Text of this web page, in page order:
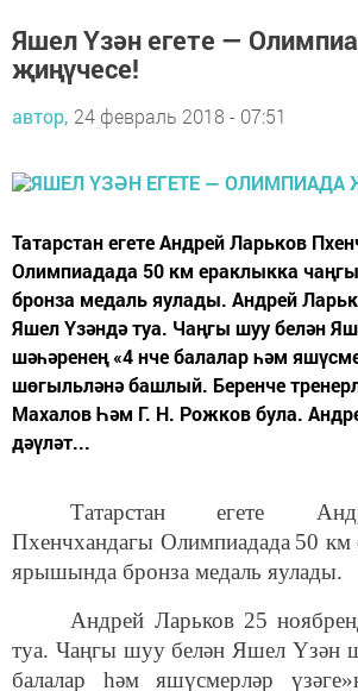
Яшел Үзән егете —
җиңүчесе!
автор, 24 февраль 2018 - 07:51
Татарстан егете Андрей Ларьков
Олимпиадада 50 км ераклыкка
бронза медаль яулады. Андрей
Яшел Үзәндә туа. Чаңгы шуу белән
шәһәренең «4 нче балалар һәм
шөгыльләнә башлый. Беренче
Махалов Һәм Г. Н. Рожков була.
дәүләт...
Татарстан егете
Пхенчхандагы Олимпиадада 50 км
ярышында бронза медаль яулады.
Андрей Ларьков 25
туа. Чаңгы шуу белән Яшел Үзән
балалар һәм яшүсмерләр